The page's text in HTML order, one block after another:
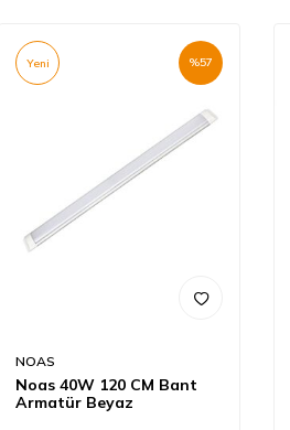
%57
Yeni
NOAS
Noas 40W 120 CM Bant
Armatür Beyaz